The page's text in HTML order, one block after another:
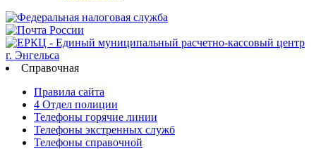
Справочная
Правила сайта
4 Отдел полиции
Телефоны горячие линии
Телефоны экстренных служб
Телефоны справочной